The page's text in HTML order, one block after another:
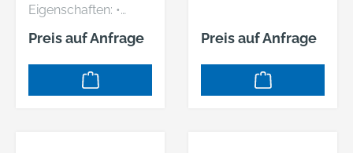
Eigenschaften: •
Hygienesatz für 3M™
Peltor™
Kapselgehörschütze
r Pro AM/FM-Radio-
Preis auf Anfrage Preis auf Anfrage